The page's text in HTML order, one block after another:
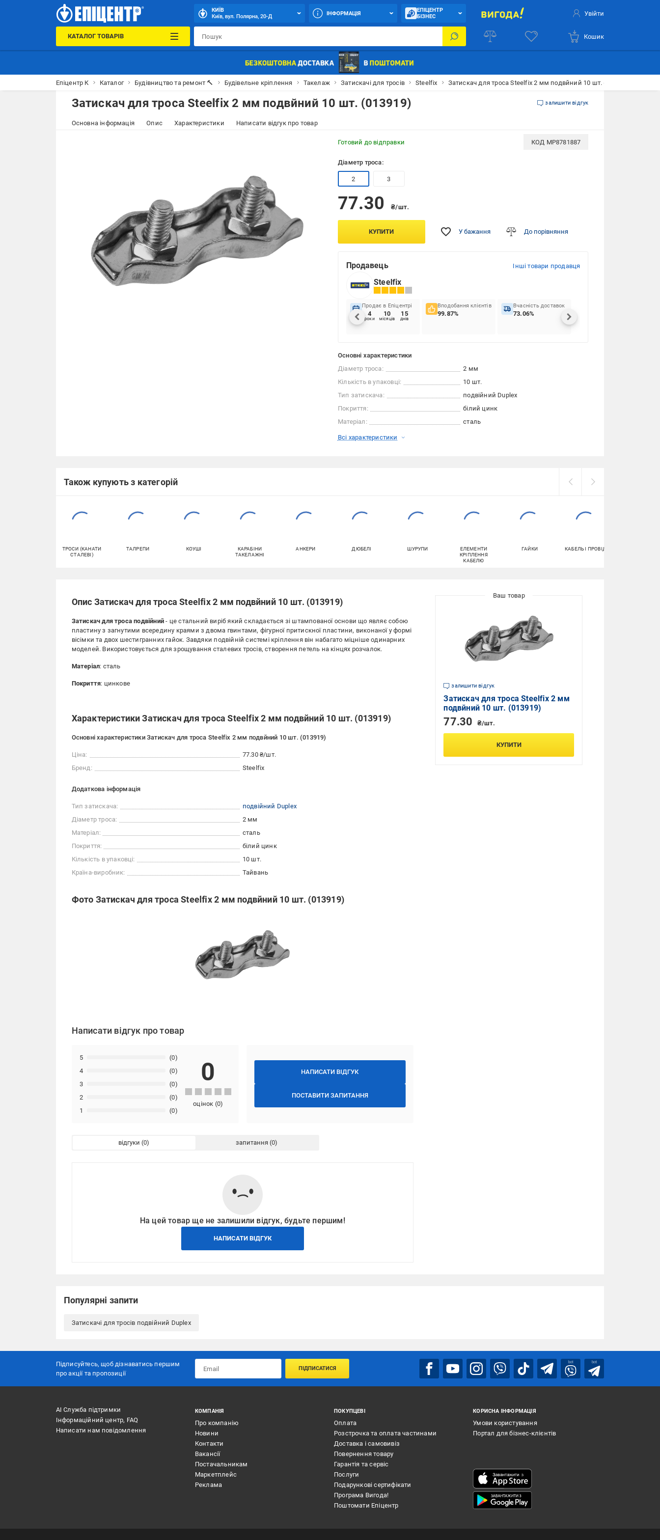
КИЇВ
Київ, вул. Полярна, 20-Д
ІНФОРМАЦІЯ
ЕПІЦЕНТР
БІЗНЕС
Увійти
КАТАЛОГ ТОВАРІВ Кошик
Епіцентр К Каталог Будівництво та ремонт 🔨 Будівельне кріплення Такелаж Затискачі для тросів Steelfix Затискач для троса Steelfix 2 мм подвйний 10 шт. (013919)
Затискач для троса Steelfix 2 мм подвйний 10 шт. (013919) залишити відгук
Основна інформація Опис Характеристики Написати відгук про товар
Готовий до відправки КОД MP8781887
Діаметр троса:
2 3
77.30 ₴/шт.
КУПИТИ У бажання До порівняння
Продавець Інші товари продавця
Steelfix
Продає в Епіцентрі
4
роки
10
місяців
15
днів
Вподобання клієнтів
99.87%
Вчасність доставок
73.06%
Основні характеристики
Діаметр троса:
2 мм
Кількість в упаковці:
10 шт.
Тип затискача:
подвійний Duplex
Покриття:
білий цинк
Матеріал:
сталь
Всі характеристики
Також купують з категорій
ТРОСИ (КАНАТИ
СТАЛЕВІ)
ТАЛРЕПИ КОУШІ
КАРАБІНИ
ТАКЕЛАЖНІ
АНКЕРИ ДЮБЕЛІ ШУРУПИ
ЕЛЕМЕНТИ
КРІПЛЕННЯ
КАБЕЛЮ
ГАЙКИ КАБЕЛЬ І ПРОВІД
Опис Затискач для троса Steelfix 2 мм подвйний 10 шт. (013919)
Затискач для троса подвійний - це стальний виріб який складається зі штампованої основи що являє собою
пластину з загнутими всередину краями з двома гвинтами, фігурної притискної пластини, виконаної у формі
вісімки та двох шестигранних гайок. Завдяки подвійній системі кріплення він набагато міцніше одинарних
моделей. Використовується для зрощування сталевих тросів, створення петель на кінцях розчалок.
Матеріал: сталь
Покриття: цинкове
Характеристики Затискач для троса Steelfix 2 мм подвйний 10 шт. (013919)
Основні характеристики Затискач для троса Steelfix 2 мм подвйний 10 шт. (013919)
Ціна:
77.30 ₴/шт.
Бренд:
Steelfix
Додаткова інформація
Тип затискача:
подвійний Duplex
Діаметр троса:
2 мм
Матеріал:
сталь
Покриття:
білий цинк
Кількість в упаковці:
10 шт.
Країна-виробник:
Тайвань
Фото Затискач для троса Steelfix 2 мм подвйний 10 шт. (013919)
Написати відгук про товар
НАПИСАТИ ВІДГУК
ПОСТАВИТИ ЗАПИТАННЯ
1 (0)
2 (0)
3 (0)
4 (0)
5 (0)
0
оцінок (0)
відгуки запитання
На цей товар ще не залишили відгук, будьте першим!
НАПИСАТИ ВІДГУК
залишити відгук
Затискач для троса Steelfix 2 мм
подвйний 10 шт. (013919)
77.30 ₴/шт.
КУПИТИ
Популярні запити
Затискачі для тросів подвійний Duplex
Підписуйтесь, щоб дізнаватись першим
про акції та пропозиції
ПІДПИСАТИСЯ
bot bot
АІ Служба підтримки
Інформаційний центр, FAQ
Написати нам повідомлення
КОМПАНІЯ
Про компанію
Новини
Контакти
Вакансії
Постачальникам
Маркетплейс
Реклама
ПОКУПЦЕВІ
Оплата
Розстрочка та оплата частинами
Доставка і самовивіз
Повернення товару
Гарантія та сервіс
Послуги
Подарункові сертифікати
Програма Вигода!
Поштомати Епіцентр
КОРИСНА ІНФОРМАЦІЯ
Умови користування
Портал для бізнес-клієнтів